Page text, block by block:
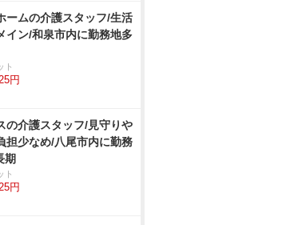
ームの介護スタッフ/生活
イン/和泉市内に勤務地多
ト
円
の介護スタッフ/見守り
担少なめ/八尾市内に勤務
期
ト
円